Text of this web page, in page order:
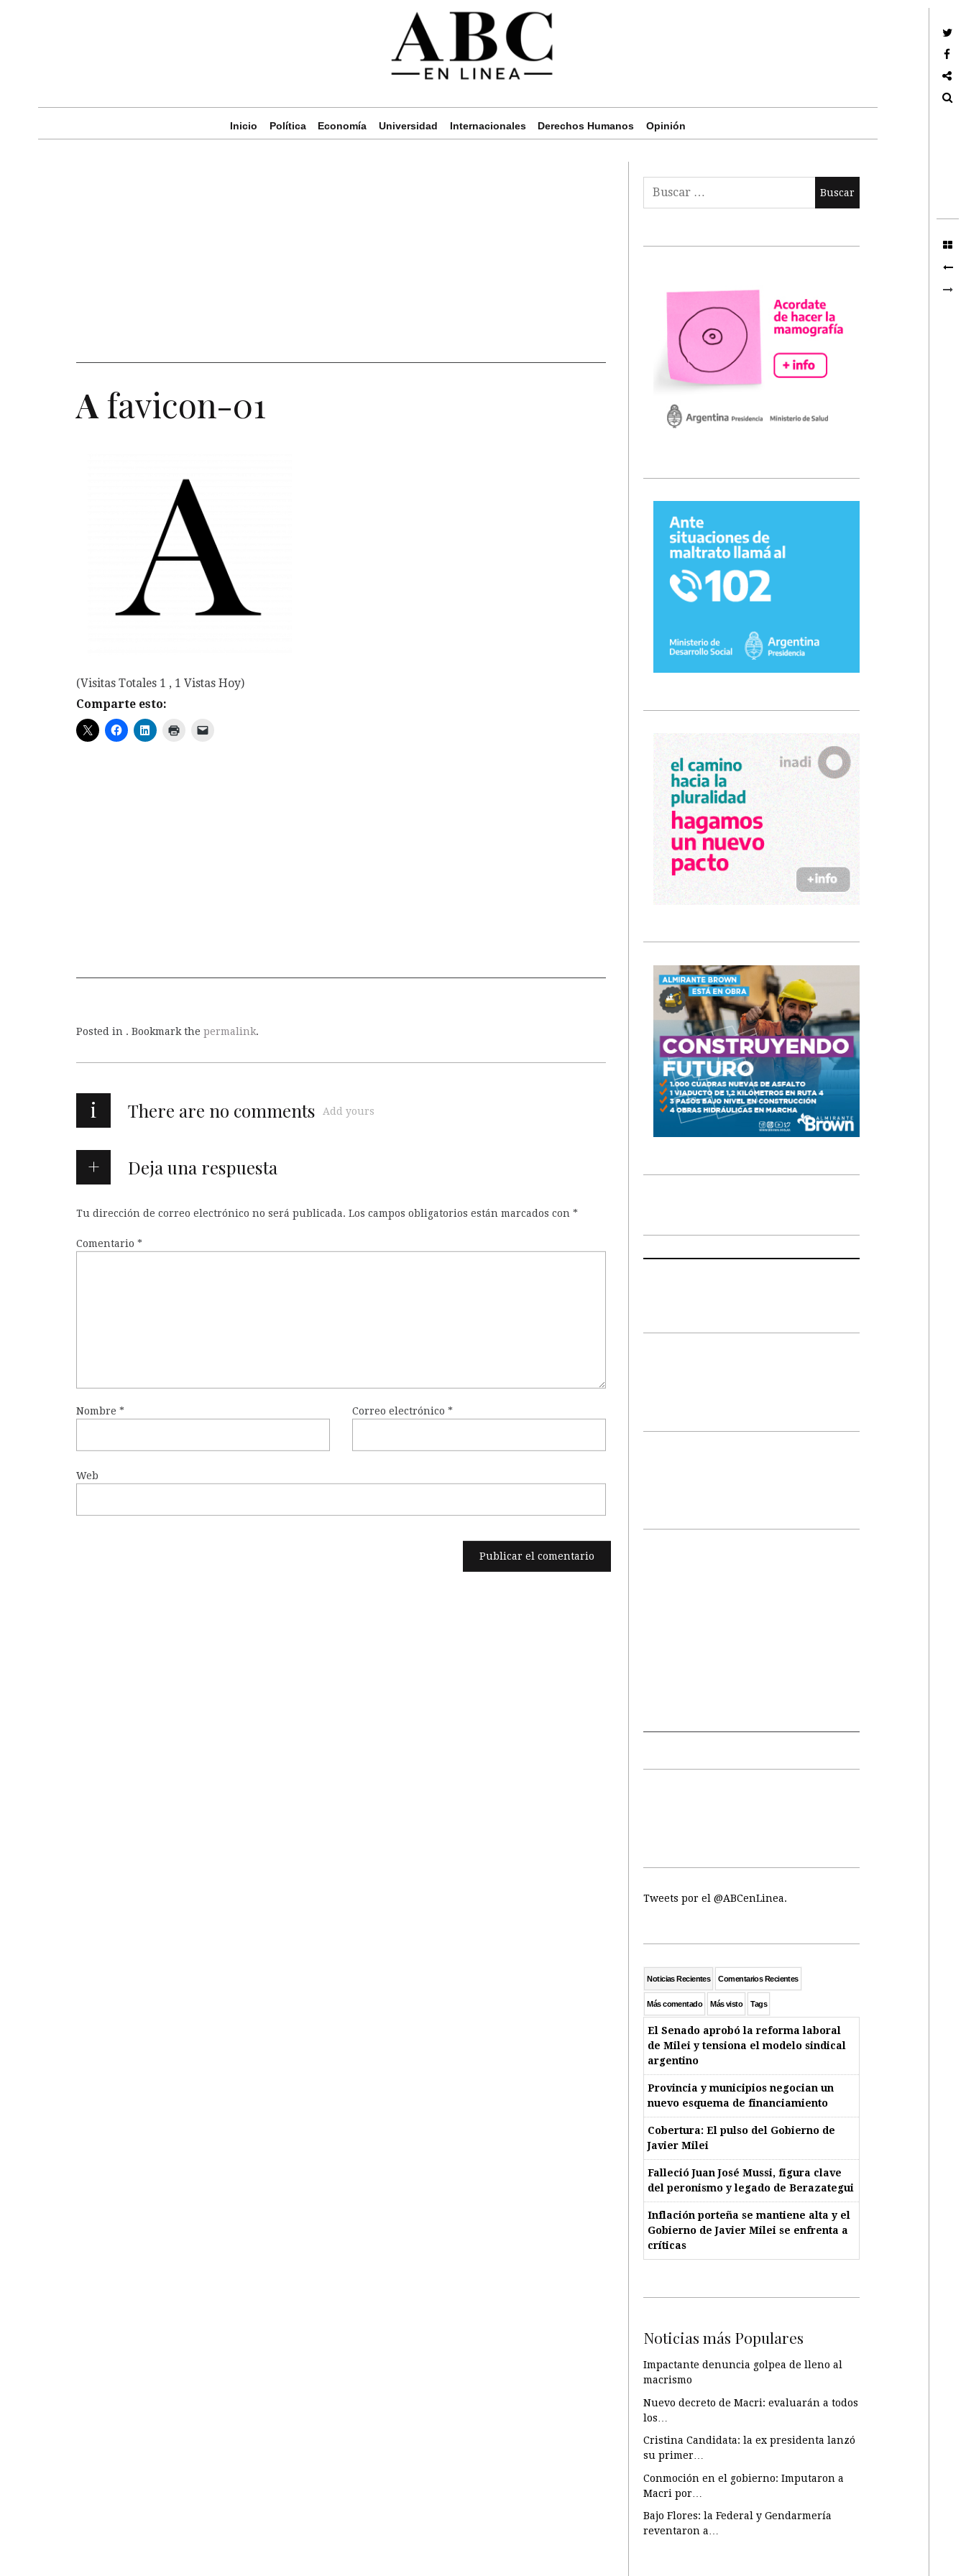
Inicio Política Economía Universidad Internacionales Derechos Humanos Opinión
Afavicon-01
(Visitas Totales 1 , 1 Vistas Hoy)
Comparte esto:
Posted in . Bookmark the permalink.
i There are no comments Add yours
Deja una respuesta
Tu dirección de correo electrónico no será publicada. Los campos obligatorios están marcados con *
Comentario *
Nombre * Correo electrónico*
Web
Tweets por el @ABCenLinea.
Noticias Recientes Comentarios Recientes
Más comentado Más visto Tags
El Senado aprobó la reforma laboral
de Milei y tensiona el modelo sindical
argentino
Provincia y municipios negocian un
nuevo esquema de financiamiento
Cobertura: El pulso del Gobierno de
Javier Milei
Falleció Juan José Mussi, figura clave
del peronismo y legado de Berazategui
Inflación porteña se mantiene alta y el
Gobierno de Javier Milei se enfrenta a
críticas
Noticias más Populares
Impactante denuncia golpea de lleno al
macrismo
Nuevo decreto de Macri: evaluarán a todos
los…
Cristina Candidata: la ex presidenta lanzó
su primer…
Conmoción en el gobierno: Imputaron a
Macri por…
Bajo Flores: la Federal y Gendarmería
reventaron a…